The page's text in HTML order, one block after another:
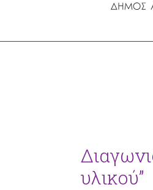
υλικού”